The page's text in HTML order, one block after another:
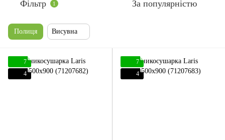
Фільтр 1 За популярністю
Полиця Висувна
7
4
7
4